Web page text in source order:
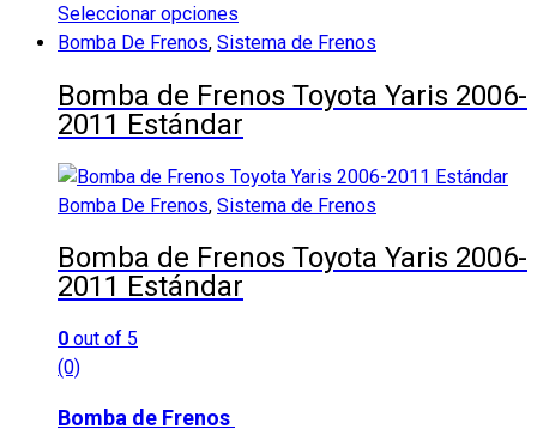
Seleccionar opciones
Este
tiene
múltiples
Las
opciones
se
pueden
elegir
en
la
página
de
Bomba De Frenos, Sistema de Frenos
Bomba de Frenos Toyota Yaris 2006-
2011 Estándar
Bomba De Frenos, Sistema de Frenos
Bomba de Frenos Toyota Yaris 2006-
2011 Estándar
0 out of 5
(0)
Bomba de Frenos